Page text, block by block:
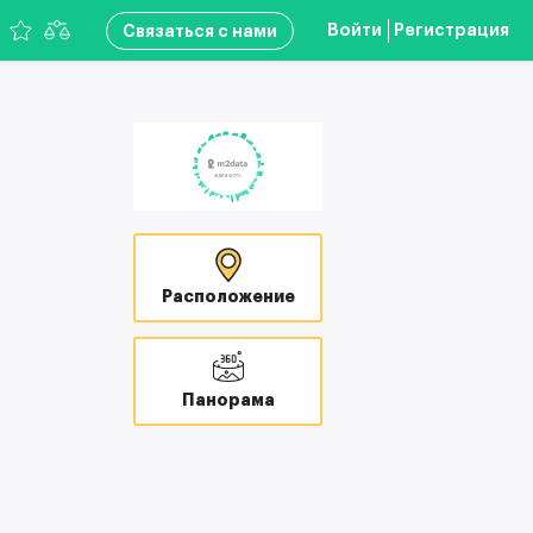
Связаться с нами Войти Регистрация
Расположение
Панорама